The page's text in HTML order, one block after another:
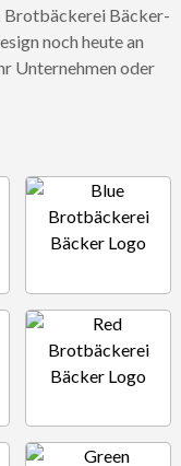
Brotbäckerei Bäcker-
noch heute an
Unternehmen oder